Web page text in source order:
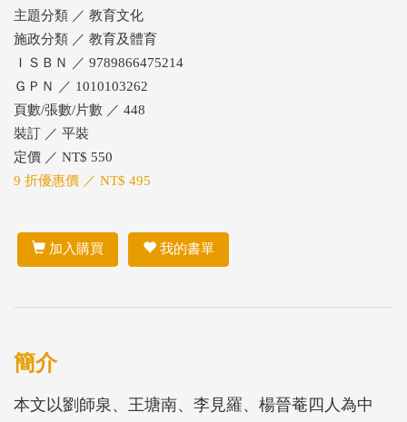
主題分類 ／ 教育文化
施政分類 ／ 教育及體育
ＩＳＢＮ ／ 9789866475214
ＧＰＮ ／ 1010103262
頁數/張數/片數 ／ 448
裝訂 ／ 平裝
定價 ／ NT$ 550
9 折優惠價 ／ NT$ 495
加入購買 我的書單
簡介
本文以劉師泉、王塘南、李見羅、楊晉菴四人為中